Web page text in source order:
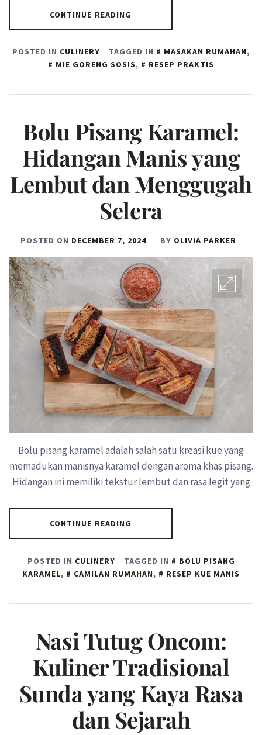
CONTINUE READING
POSTED IN CULINERY TAGGED IN MASAKAN RUMAHAN,
MIE GORENG SOSIS, RESEP PRAKTIS
Bolu Pisang Karamel:
Hidangan Manis yang
Lembut dan Menggugah
Selera
POSTED ON DECEMBER 7, 2024 BY OLIVIA PARKER
Bolu pisang karamel adalah salah satu kreasi kue yang
memadukan manisnya karamel dengan aroma khas pisang.
Hidangan ini memiliki tekstur lembut dan rasa legit yang
CONTINUE READING
POSTED IN CULINERY TAGGED IN
BOLU PISANG
KARAMEL, CAMILAN RUMAHAN, RESEP KUE MANIS
Nasi Tutug Oncom:
Kuliner Tradisional
Sunda yang Kaya Rasa
dan Sejarah